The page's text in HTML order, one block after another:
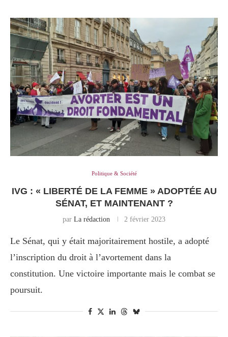
Politique & Société
IVG : « LIBERTÉ DE LA FEMME » ADOPTÉE AU
SÉNAT, ET MAINTENANT ?
par La rédaction 2 février 2023
Le Sénat, qui y était majoritairement hostile, a adopté
l’inscription du droit à l’avortement dans la
constitution. Une victoire importante mais le combat se
poursuit.